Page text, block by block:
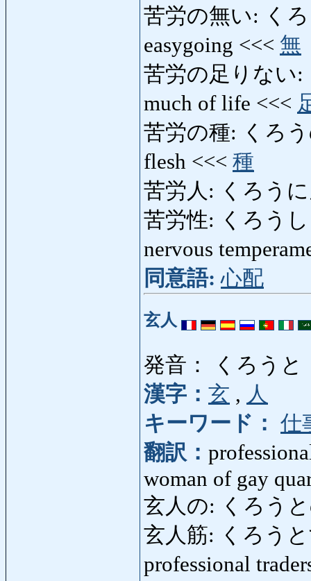
苦労の無い: くろ
easygoing <<< 無
苦労の足りない:
much of life <<<
苦労の種: くろう
flesh <<< 種
苦労人: くろう
苦労性: くろうし
nervous
同意語:心配
玄人
発音： くろうと
漢字： 玄 , 人
キーワード： 仕
翻訳：
woman of gay
玄人の: くろうと
玄人筋: くろうと
professional